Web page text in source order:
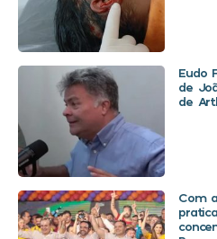
Eudo
de
de
Com